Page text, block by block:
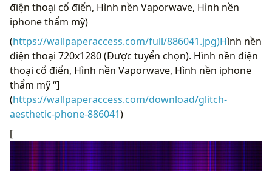
điện thoại cổ điển, Hình nền Vaporwave, Hình nền
iphone thẩm mỹ)
(https://wallpaperaccess.com/full/886041.jpg)Hình nền
điện thoại 720x1280 (Được tuyển chọn). Hình nền điện
thoại cổ điển, Hình nền Vaporwave, Hình nền iphone
thẩm mỹ “]
(https://wallpaperaccess.com/download/glitch-
aesthetic-phone-886041)
[